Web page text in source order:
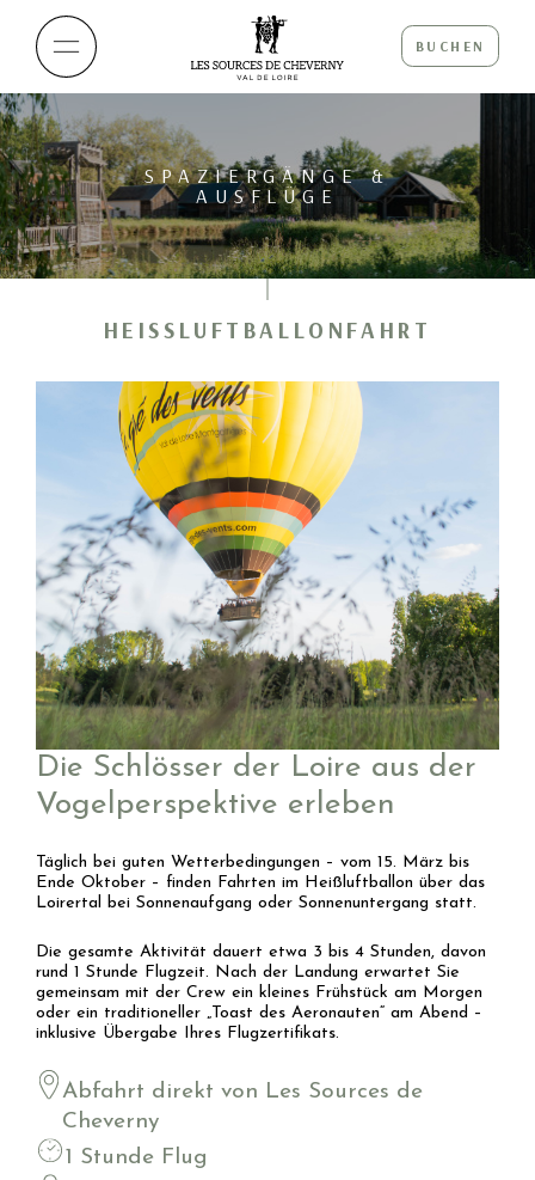
BUCHEN
SPAZIERGÄNGE &
AUSFLÜGE
HEISSLUFTBALLONFAHRT
Die Schlösser der Loire aus der
Vogelperspektive erleben
Täglich bei guten Wetterbedingungen – vom 15. März bis
Ende Oktober – finden Fahrten im Heißluftballon über das
Loirertal bei Sonnenaufgang oder Sonnenuntergang statt.
Die gesamte Aktivität dauert etwa 3 bis 4 Stunden, davon
rund 1 Stunde Flugzeit. Nach der Landung erwartet Sie
gemeinsam mit der Crew ein kleines Frühstück am Morgen
oder ein traditioneller „Toast des Aeronauten“ am Abend –
inklusive Übergabe Ihres Flugzertifikats.
Abfahrt direkt von Les Sources de
Cheverny
1 Stunde Flug